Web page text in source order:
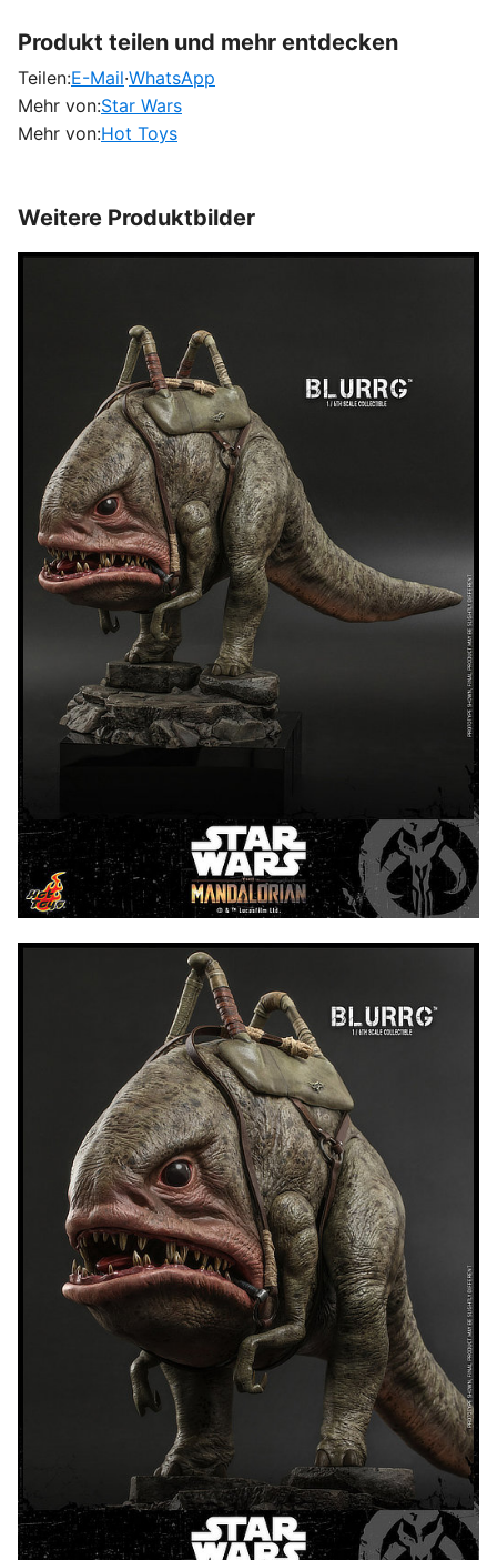
Produkt teilen und mehr entdecken
Teilen:E-Mail·WhatsApp
Mehr von:Star Wars
Mehr von:Hot Toys
Weitere Produktbilder